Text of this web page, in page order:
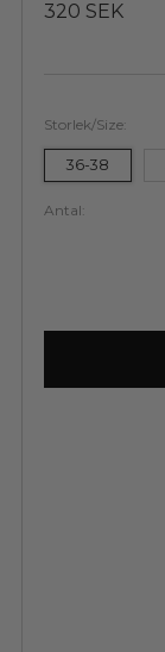
Ordinarie
320 SEK
Storlek/Size:
36-38
Antal: